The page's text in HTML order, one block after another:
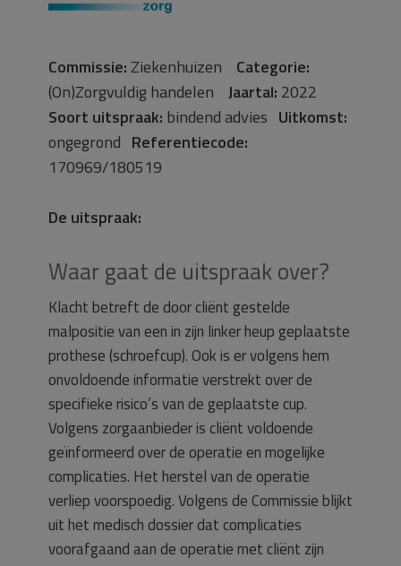
Commissie:Ziekenhuizen Categorie:
(On)Zorgvuldig handelen Jaartal: 2022
Soort uitspraak: bindend advies Uitkomst:
ongegrond Referentiecode:
170969/180519
De uitspraak:
Waar gaat de uitspraak over?
Klacht betreft de door cliënt gestelde
malpositie van een in zijn linker heup geplaatste
prothese (schroefcup). Ook is er volgens hem
onvoldoende informatie verstrekt over de
specifieke risico’s van de geplaatste cup.
Volgens zorgaanbieder is cliënt voldoende
geïnformeerd over de operatie en mogelijke
complicaties. Het herstel van de operatie
verliep voorspoedig. Volgens de Commissie blijkt
uit het medisch dossier dat complicaties
voorafgaand aan de operatie met cliënt zijn